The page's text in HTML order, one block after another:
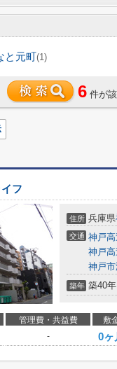
と元町(1)
6 件が
フ
住所 兵庫県
交通 神戸
神戸
神戸
築年 築40年
管理費・共益費 敷
- 0ヶ